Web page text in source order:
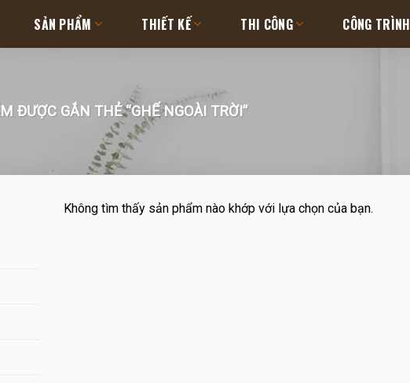
SẢN PHẨM THIẾT KẾ THI CÔNG CÔNG TRÌNH
ĐƯỢC GẮN THẺ “GHẾ NGOÀI TRỜI”
Không tìm thấy sản phẩm nào khớp với lựa chọn của bạn.